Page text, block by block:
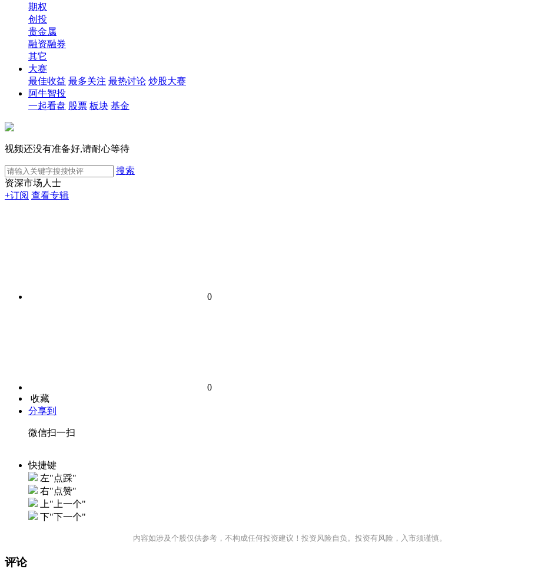
期权
创投
贵金属
融资融券
其它
大赛
最佳收益 最多关注 最热讨论 炒股大赛
阿牛智投
一起看盘 股票 板块 基金
视频还没有准备好,请耐心等待
搜索
资深市场人士
+订阅 查看专辑
0
0
收藏
分享到
微信扫一扫
快捷键
左"点踩"
右"点赞"
上"上一个"
下"下一个"
内容如涉及个股仅供参考，不构成任何投资建议！投资风险自负。投资有风险，入市须谨慎。
评论